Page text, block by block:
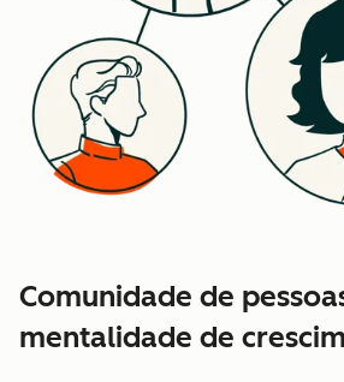
Comunidade de
mentalidade de